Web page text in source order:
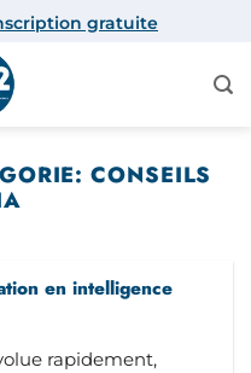
gratuite
CONSEILS
en intelligence
rapidement,